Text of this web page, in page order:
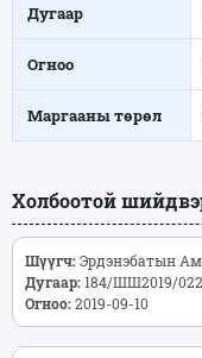
Дугаар
Огноо
Маргааны төрөл
Холбоотой
Шүүгч:Эрдэнэбатын
Дугаар:184/ШШ2019/
Огноо:2019-09-10